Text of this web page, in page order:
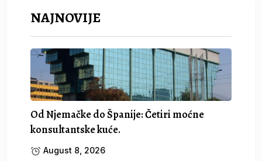
NAJNOVIJE
Od Njemačke do Španije: Četiri moćne
konsultantske kuće.
August 8, 2026